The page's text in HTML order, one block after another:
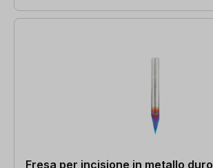
Fresa per incisione in metallo